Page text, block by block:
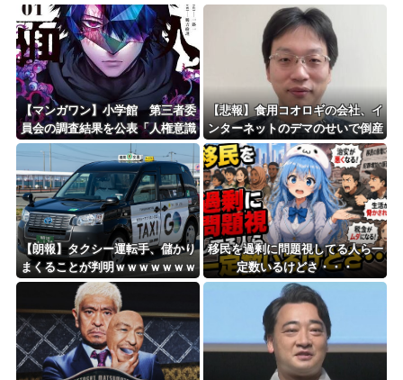
【マンガワン】小学館 第三者委
員会の調査結果を公表「人権意識
十分でなかった」 性加害歴ある
漫画家を別名義で起用
【悲報】食用コオロギの会社、イ
ンターネットのデマのせいで倒産
ｗｗｗｗｗｗｗｗｗｗｗｗ
【朗報】タクシー運転手、儲かり
まくることが判明ｗｗｗｗｗｗｗ
ｗｗｗｗｗｗｗｗｗｗｗｗｗｗｗ
ｗｗｗ
移民を過剰に問題視してる人ら一
定数いるけどさ・・・